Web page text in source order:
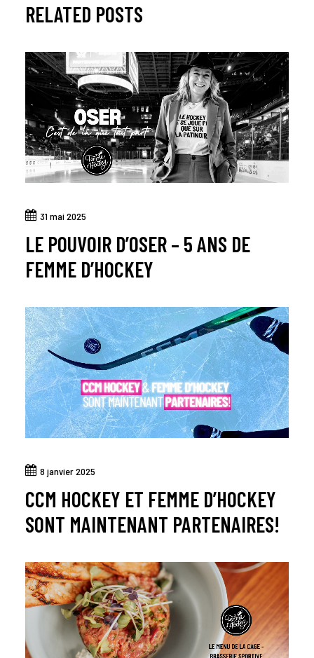
RELATED POSTS
31 mai 2025
LE POUVOIR D’OSER – 5 ANS DE
FEMME D’HOCKEY
8 janvier 2025
CCM HOCKEY ET FEMME D’HOCKEY
SONT MAINTENANT PARTENAIRES!